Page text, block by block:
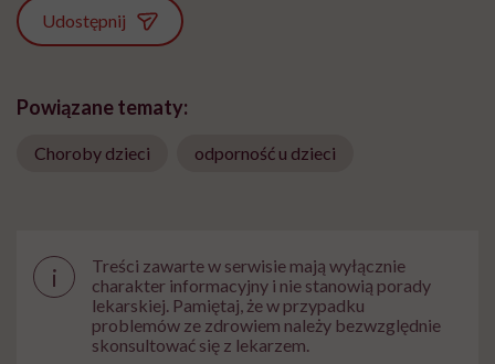
Udostępnij
Powiązane tematy:
Choroby dzieci odporność u dzieci
i
Treści zawarte w serwisie mają wyłącznie
charakter informacyjny i nie stanowią porady
lekarskiej. Pamiętaj, że w przypadku
problemów ze zdrowiem należy bezwzględnie
skonsultować się z lekarzem.